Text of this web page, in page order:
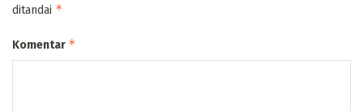
ditandai *
Komentar *